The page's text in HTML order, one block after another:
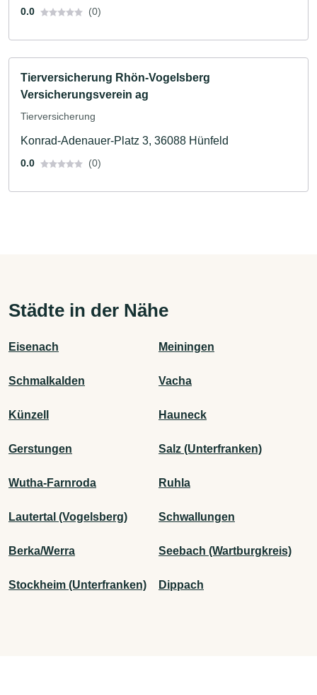
0.0 (0)
Tierversicherung Rhön-Vogelsberg
Versicherungsverein ag
Tierversicherung
Konrad-Adenauer-Platz 3, 36088 Hünfeld
0.0 (0)
Städte in der Nähe
Eisenach Meiningen
Schmalkalden Vacha
Künzell Hauneck
Gerstungen Salz (Unterfranken)
Wutha-Farnroda Ruhla
Lautertal (Vogelsberg) Schwallungen
Berka/Werra Seebach (Wartburgkreis)
Stockheim (Unterfranken) Dippach